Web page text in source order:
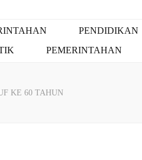
PENDIDIKAN
PEMERINTAHAN
KE 60 TAHUN